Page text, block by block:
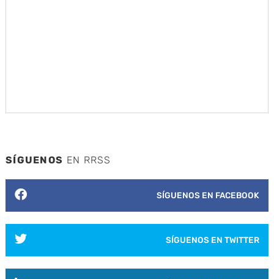
SÍGUENOS EN RRSS
SÍGUENOS EN FACEBOOK
SÍGUENOS EN TWITTER